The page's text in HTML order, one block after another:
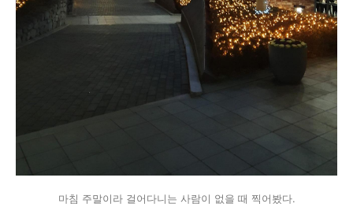
마침 주말이라 걸어다니는 사람이 없을 때 찍어봤다.